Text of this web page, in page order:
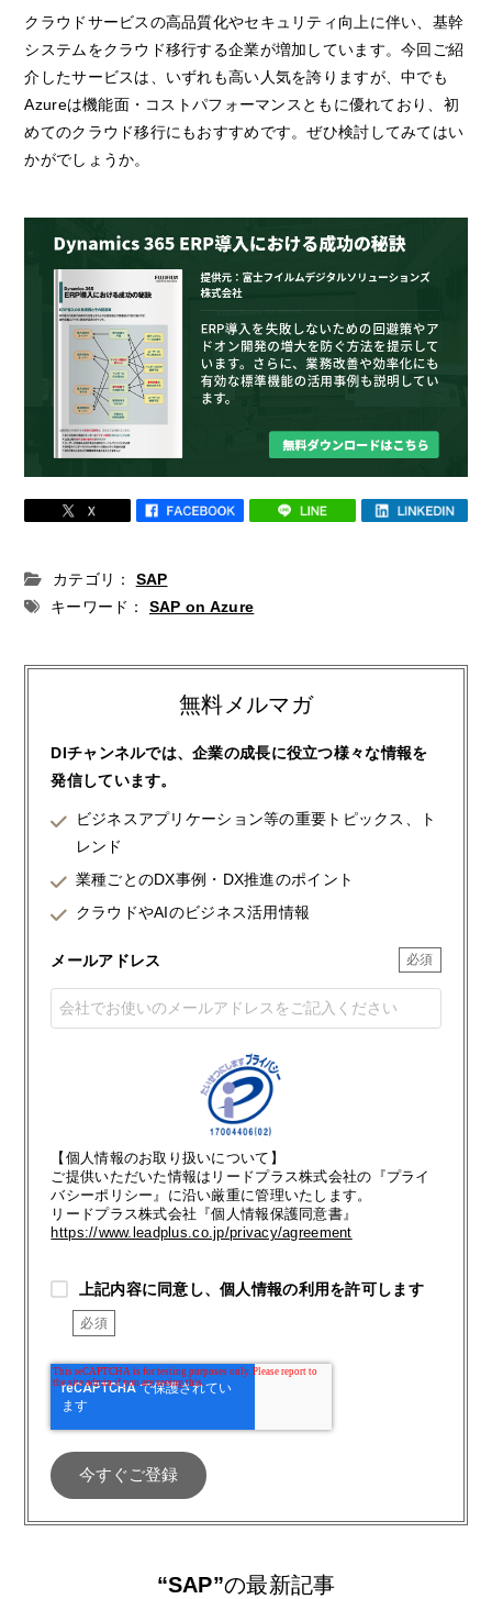
クラウドサービスの高品質化やセキュリティ向上に伴い、基幹
システムをクラウド移行する企業が増加しています。今回ご紹
介したサービスは、いずれも高い人気を誇りますが、中でも
Azureは機能面・コストパフォーマンスともに優れており、初
めてのクラウド移行にもおすすめです。ぜひ検討してみてはい
かがでしょうか。
カテゴリ：
SAP
キーワード：
SAP on Azure
無料メルマガ
DIチャンネルでは、企業の成長に役立つ様々な情報を
発信しています。
ビジネスアプリケーション等の重要トピックス、ト
レンド
業種ごとのDX事例・DX推進のポイント
クラウドやAIのビジネス活用情報
メールアドレス
【個人情報のお取り扱いについて】
ご提供いただいた情報はリードプラス株式会社の『プライ
バシーポリシー』に沿い厳重に管理いたします。
リードプラス株式会社『個人情報保護同意書』
https://www.leadplus.co.jp/privacy/agreement
上記内容に同意し、個人情報の利用を許可します
“SAP”の最新記事